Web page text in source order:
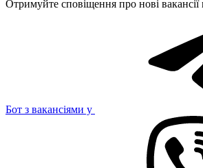
Отримуйте сповіщення про нові вакансії
Бот з вакансіями у